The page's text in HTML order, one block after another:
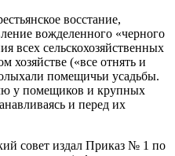
восстание,
вожделенного «черного
всех сельскохозяйственных
хозяйстве («все отнять и
помещичьи усадьбы.
у помещиков и крупных
и перед их
совет издал Приказ № 1 по